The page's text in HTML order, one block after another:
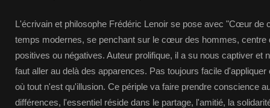
L'écrivain et philosophe Frédéric Lenoir se pose avec "Cœur de
temps modernes, se penchant sur le cœur des hommes, centre
positives ou négatives. Auteur prolifique, il a su nous captiver et
faut aller au delà des apparences. Pas toujours facile
où tout n'est qu'illusion. Ce périple va faire prendre conscience
différences, l'essentiel réside dans le partage, l'amitié, la